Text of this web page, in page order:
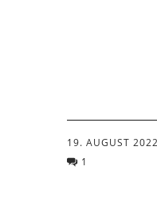
19. AUGUST 2022
1